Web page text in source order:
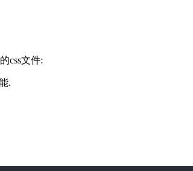
css文件:
.